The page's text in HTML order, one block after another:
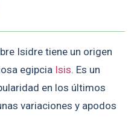
Isidre tiene un origen
egipcia Isis. Es un
en los últimos
variaciones y apodos